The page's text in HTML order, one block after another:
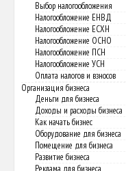
Выбор налогообложения
Налогообложение ЕНВД
Налогообложение ЕСХН
Налогообложение ОСНО
Налогообложение ПСН
Налогообложение УСН
Оплата налогов и взносов
Организация бизнеса
Деньги для бизнеса
Доходы и расходы бизнеса
Как начать бизнес
Оборудование для бизнеса
Помещение для бизнеса
Развитие бизнеса
Реклама для бизнеса